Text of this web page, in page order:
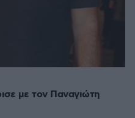
με τον Παναγιώτη